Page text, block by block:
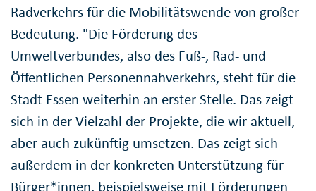
Radverkehrs für die Mobilitätswende von großer
Bedeutung. "Die Förderung des
Umweltverbundes, also des Fuß-, Rad- und
Öffentlichen Personennahverkehrs, steht für die
Stadt Essen weiterhin an erster Stelle. Das zeigt
sich in der Vielzahl der Projekte, die wir aktuell,
aber auch zukünftig umsetzen. Das zeigt sich
außerdem in der konkreten Unterstützung für
Bürger*innen, beispielsweise mit Förderungen